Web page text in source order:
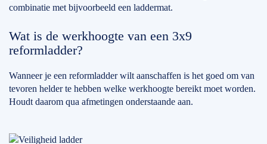
combinatie met bijvoorbeeld een laddermat.
Wat is de werkhoogte van een 3x9
reformladder?
Wanneer je een reformladder wilt aanschaffen is het goed om van
tevoren helder te hebben welke werkhoogte bereikt moet worden.
Houdt daarom qua afmetingen onderstaande aan.